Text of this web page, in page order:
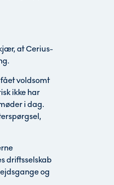
at Cerius-
voldsomt
ikke har
i dag.
driftsselskab
og